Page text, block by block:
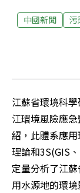
中國新聞 污
江蘇省環境科
江環境風險應
紹，此體系應
理論和3S(GIS
定量分析了江
用水源地的環